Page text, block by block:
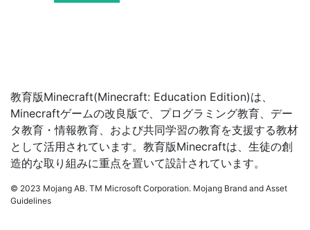
教育版Minecraft(Minecraft: Education Edition)は、
Minecraftゲームの改良版で、プログラミング教育、デー
タ教育・情報教育、および共同学習の教育を支援する教材
として活用されています。教育版Minecraftは、生徒の創
造的な取り組みに重点を置いて設計されています。
© 2023 Mojang AB. TM Microsoft Corporation. Mojang Brand and Asset
Guidelines